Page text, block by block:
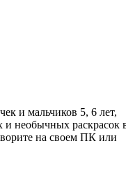
и мальчиков 5, 6 лет,
и необычных раскрасок
на своем ПК или